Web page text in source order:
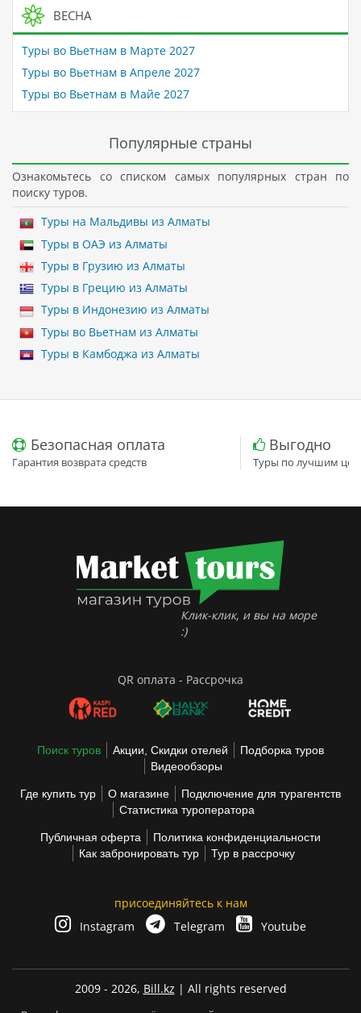
ВЕСНА
Туры во Вьетнам в Марте 2027
Туры во Вьетнам в Апреле 2027
Туры во Вьетнам в Майе 2027
Популярные страны
Ознакомьтесь со списком самых популярных стран по
поиску туров.
Туры на Мальдивы из Алматы
Туры в ОАЭ из Алматы
Туры в Грузию из Алматы
Туры в Грецию из Алматы
Туры в Индонезию из Алматы
Туры во Вьетнам из Алматы
Туры в Камбоджа из Алматы
Безопасная оплата
Гарантия возврата средств
Выгодно
Туры по лучшим
Клик-клик, и вы на море
:)
QR оплата - Рассрочка
Поиск туров Акции, Скидки отелей
Подборка туров
Видеообзоры
Где купить тур О магазине
Подключение для турагентств
Статистика туроператора
Публичная оферта
Политика конфиденциальности
Как забронировать тур
Тур в рассрочку
присоединяйтесь к нам
Instagram
Telegram Youtube
2009 - 2026, Bill.kz | All rights reserved